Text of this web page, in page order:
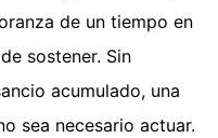
de un tiempo en
sostener. Sin
acumulado, una
sea necesario actuar.